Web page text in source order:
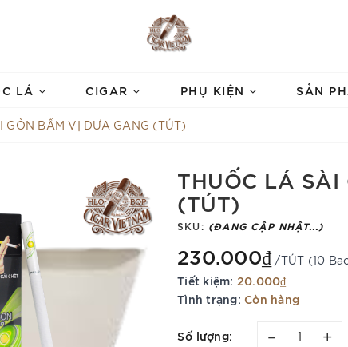
LÁ CIGAR PHỤ KIỆN SẢN
GÒN BẤM VỊ DƯA GANG (TÚT)
THUỐC LÁ
(TÚT)
SKU: (ĐANG CẬP NHẬT...)
230.000₫ /TÚT (10
Tiết kiệm: 20.000₫
Tình trạng: Còn hàng
Số lượng: – +